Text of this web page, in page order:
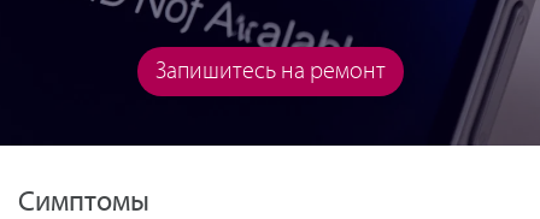
Запишитесь на ремонт
Симптомы